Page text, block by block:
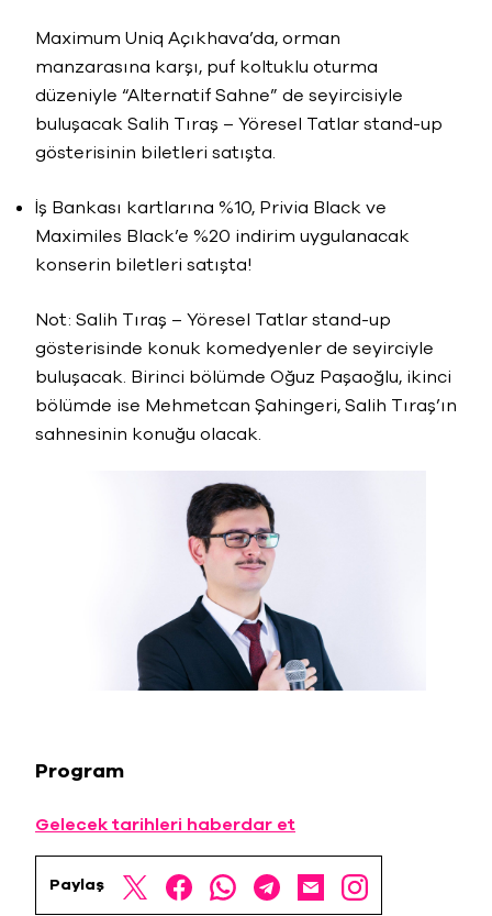
Maximum Uniq Açıkhava’da, orman
manzarasına karşı, puf koltuklu oturma
düzeniyle “Alternatif Sahne” de seyircisiyle
buluşacak Salih Tıraş – Yöresel Tatlar stand-up
gösterisinin biletleri satışta.
İş Bankası kartlarına %10, Privia Black ve
Maximiles Black’e %20 indirim uygulanacak
konserin biletleri satışta!
Not: Salih Tıraş – Yöresel Tatlar stand-up
gösterisinde konuk komedyenler de seyirciyle
buluşacak. Birinci bölümde Oğuz Paşaoğlu, ikinci
bölümde ise Mehmetcan Şahingeri, Salih Tıraş’ın
sahnesinin konuğu olacak.
Program
Gelecek tarihleri haberdar et
Paylaş